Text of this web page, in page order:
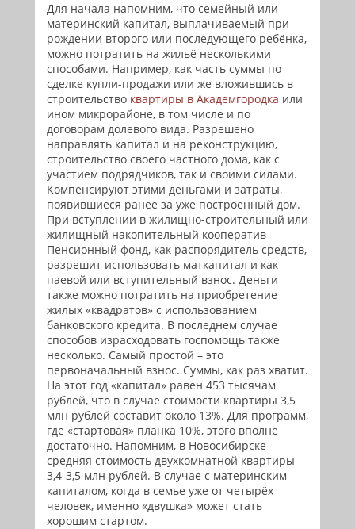
Для начала напомним, что семейный или
материнский капитал, выплачиваемый при
рождении второго или последующего ребёнка,
можно потратить на жильё несколькими
способами. Например, как часть суммы по
сделке купли-продажи или же вложившись в
строительство квартиры в Академгородка или
ином микрорайоне, в том числе и по
договорам долевого вида. Разрешено
направлять капитал и на реконструкцию,
строительство своего частного дома, как с
участием подрядчиков, так и своими силами.
Компенсируют этими деньгами и затраты,
появившиеся ранее за уже построенный дом.
При вступлении в жилищно-строительный или
жилищный накопительный кооператив
Пенсионный фонд, как распорядитель средств,
разрешит использовать маткапитал и как
паевой или вступительный взнос. Деньги
также можно потратить на приобретение
жилых «квадратов» с использованием
банковского кредита. В последнем случае
способов израсходовать госпомощь также
несколько. Самый простой – это
первоначальный взнос. Суммы, как раз хватит.
На этот год «капитал» равен 453 тысячам
рублей, что в случае стоимости квартиры 3,5
млн рублей составит около 13%. Для программ,
где «стартовая» планка 10%, этого вполне
достаточно. Напомним, в Новосибирске
средняя стоимость двухкомнатной квартиры
3,4-3,5 млн рублей. В случае с материнским
капиталом, когда в семье уже от четырёх
человек, именно «двушка» может стать
хорошим стартом.